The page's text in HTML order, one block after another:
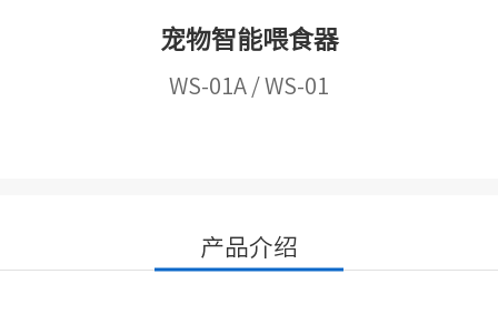
宠物智能喂食器
WS-01A / WS-01
产品介绍